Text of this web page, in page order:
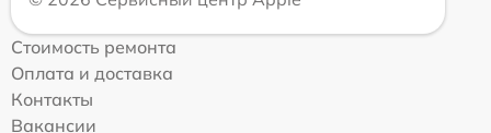
Стоимость ремонта
Оплата и доставка
Контакты
Вакансии